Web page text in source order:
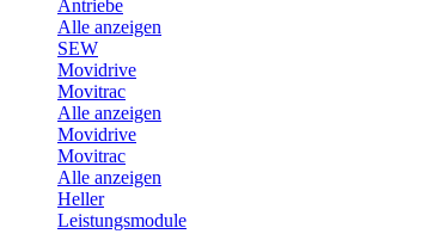
Antriebe
Alle anzeigen
SEW
Movidrive
Movitrac
Alle anzeigen
Movidrive
Movitrac
Alle anzeigen
Heller
Leistungsmodule